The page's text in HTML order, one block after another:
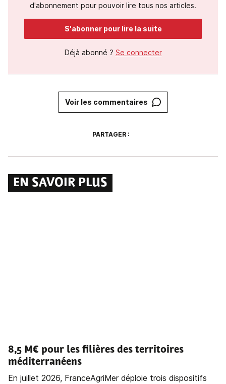
d'abonnement pour pouvoir lire tous nos articles.
S'abonner pour lire la suite
Déjà abonné ? Se connecter
Voir les commentaires
PARTAGER :
EN SAVOIR PLUS
8,5 M€ pour les filières des territoires
méditerranéens
En juillet 2026, FranceAgriMer déploie trois dispositifs